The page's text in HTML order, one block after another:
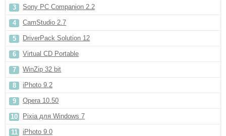
Sony PC Companion 2.2
CamStudio 2.7
DriverPack Solution 12
Virtual CD Portable
WinZip 32 bit
iPhoto 9.2
Opera 10.50
Pixia для Windows 7
iPhoto 9.0